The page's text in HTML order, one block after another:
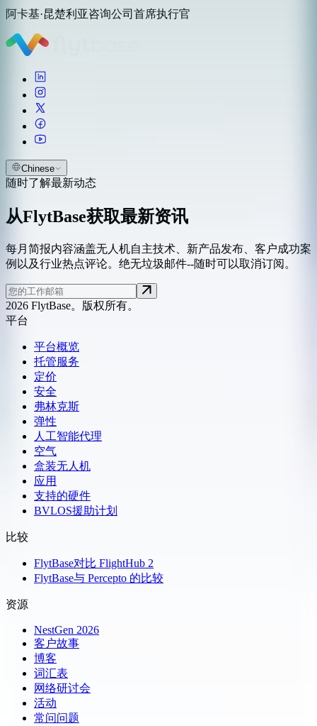
阿卡基·昆楚利亚咨询公司首席执行官
Chinese
随时了解最新动态
从FlytBase获取最新资讯
每月简报内容涵盖无人机自主技术、新产品发布、客户成功案
例以及行业热点评论。绝无垃圾邮件--随时可以取消订阅。
2026 FlytBase。版权所有。
平台
平台概览
托管服务
定价
安全
弗林克斯
弹性
人工智能代理
空气
盒装无人机
应用
支持的硬件
BVLOS援助计划
比较
FlytBase对比 FlightHub 2
FlytBase与 Percepto 的比较
资源
NestGen 2026
客户故事
博客
词汇表
网络研讨会
活动
常问问题